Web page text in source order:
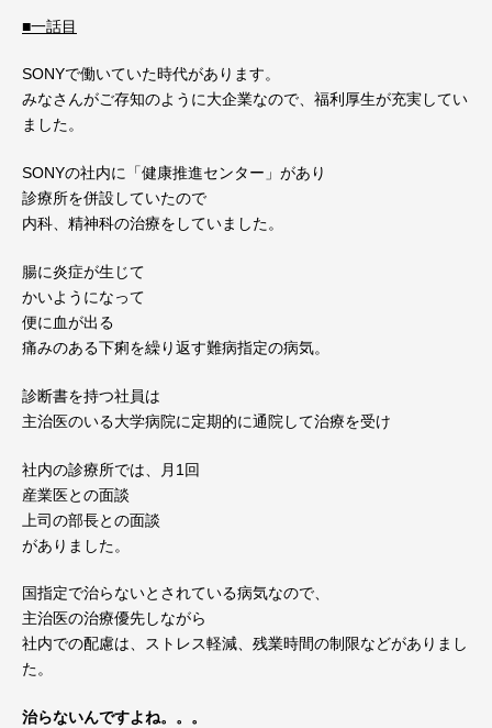
■一話目
SONYで働いていた時代があります。
みなさんがご存知のように大企業なので、福利厚生が充実してい
ま した。
SONYの社内に「健康推進センター」があり
診療所を併設していたので
内科、精神科の治療をしていました。
腸に炎症が生じて
かいようになって
便に血が出る
痛みのある下痢を繰り返す難病指定の病気。
診断書を持つ社員は
主治医のいる大学病院に定期的に通院して治療を受け
社内の診療所では、月1回
産業医との面談
上司の部長との面談
がありました。
国指定で治らないとされている病気なので、
主治医の治療優先しながら
社内での配慮は、ストレス軽減、残業時間の制限などがありまし
た。
治らないんですよね。。。